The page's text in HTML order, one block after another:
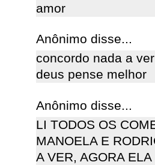
amor
Anônimo disse...
concordo nada a
deus pense melhor
Anônimo disse...
LI TODOS OS
MANOELA E
A VER, AGORA